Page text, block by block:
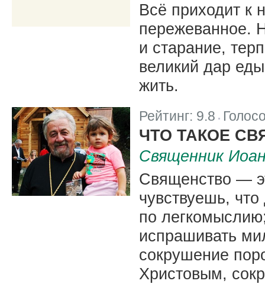
Всё приходит к
пережеванное.
и старание,
великий дар
жить.
Рейтинг: 9.8
ЧТО ТАКОЕ
Священник
Священство —
чувствуешь,
по
испрашивать
сокрушение
Христовым,